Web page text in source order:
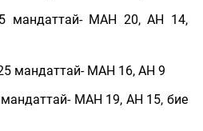
мандаттай- МАН 20, АН 14,
мандаттай- МАН 16, АН 9
МАН 19, АН 15, бие